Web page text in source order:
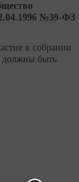
№39-ФЗ
в собрании
должны быть